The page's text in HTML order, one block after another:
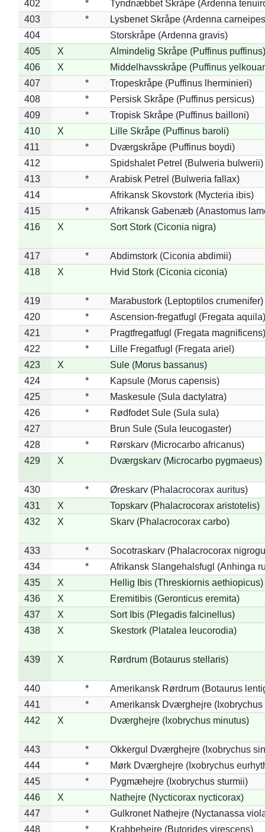
402
*
Tyndnæbbet Skråpe (Ardenna
403
*
Lysbenet Skråpe (Ardenna
404
Storskråpe (Ardenna gravis)
405
X
Almindelig Skråpe (Puffinus puffinus)
406
X
Middelhavsskråpe (Puffinus
407
*
Tropeskråpe (Puffinus lherminieri)
408
*
Persisk Skråpe (Puffinus persicus)
409
*
Tropisk Skråpe (Puffinus bailloni)
410
X
Lille Skråpe (Puffinus baroli)
411
*
Dværgskråpe (Puffinus boydi)
412
Spidshalet Petrel (Bulweria bulwerii)
413
*
Arabisk Petrel (Bulweria fallax)
414
Afrikansk Skovstork (Mycteria ibis)
415
*
Afrikansk Gabenæb (Anastomus
416
X Sort Stork (Ciconia nigra)
417 *
Abdimstork (Ciconia abdimii)
418
X Hvid Stork (Ciconia ciconia)
419 *
Marabustork (Leptoptilos crumenifer)
420
*
Ascension-fregatfugl (Fregata aquila)
421
*
Pragtfregatfugl (Fregata magnificens)
422
*
Lille Fregatfugl (Fregata ariel)
423
X
Sule (Morus bassanus)
424
*
Kapsule (Morus capensis)
425
*
Maskesule (Sula dactylatra)
426
*
Rødfodet Sule (Sula sula)
427
Brun Sule (Sula leucogaster)
428
*
Rørskarv (Microcarbo africanus)
429
X Dværgskarv (Microcarbo pygmaeus)
430 *
Øreskarv (Phalacrocorax auritus)
431
X
Topskarv (Phalacrocorax aristotelis)
432
X Skarv (Phalacrocorax carbo)
433 *
Socotraskarv (Phalacrocorax
434
*
Afrikansk Slangehalsfugl (Anhinga
435
X
Hellig Ibis (Threskiornis aethiopicus)
436
X
Eremitibis (Geronticus eremita)
437
X
Sort Ibis (Plegadis falcinellus)
438
X Skestork (Platalea leucorodia)
439 X Rørdrum (Botaurus stellaris)
440 *
Amerikansk Rørdrum (Botaurus
441
*
Amerikansk Dværghejre (Ixobrychus
442
X Dværghejre (Ixobrychus minutus)
443 *
Okkergul Dværghejre (Ixobrychus
444
*
Mørk Dværghejre (Ixobrychus
445
*
Pygmæhejre (Ixobrychus sturmii)
446
X
Nathejre (Nycticorax nycticorax)
447
*
Gulkronet Nathejre (Nyctanassa
448
* Krabbehejre (Butorides virescens)